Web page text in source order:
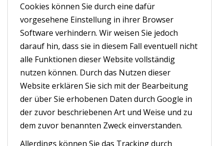
Cookies können Sie durch eine dafür
vorgesehene Einstellung in ihrer Browser
Software verhindern. Wir weisen Sie jedoch
darauf hin, dass sie in diesem Fall eventuell nicht
alle Funktionen dieser Website vollständig
nutzen können. Durch das Nutzen dieser
Website erklären Sie sich mit der Bearbeitung
der über Sie erhobenen Daten durch Google in
der zuvor beschriebenen Art und Weise und zu
dem zuvor benannten Zweck einverstanden.
Allerdings können Sie das Tracking durch